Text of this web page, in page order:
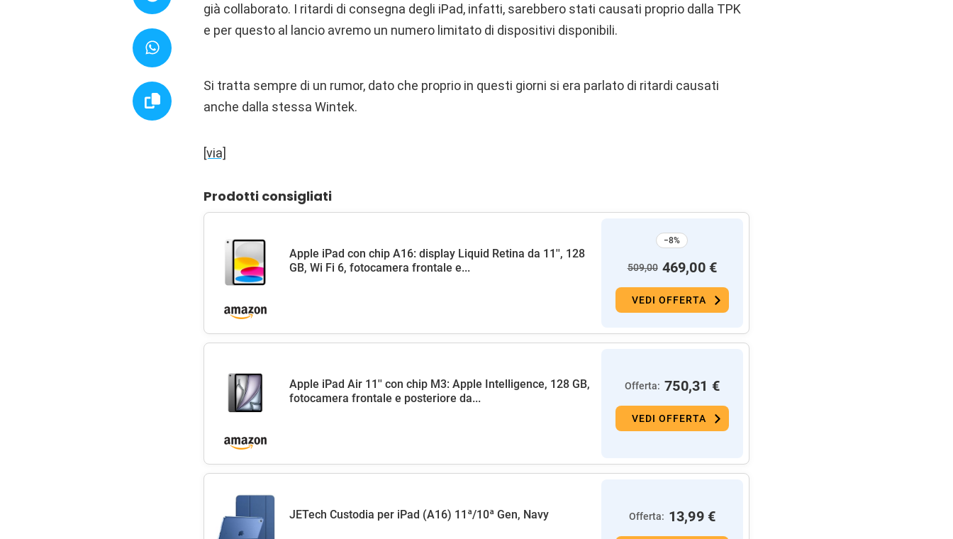
già collaborato. I ritardi di consegna degli iPad, infatti, sarebbero stati causati proprio dalla TPK
e per questo al lancio avremo un numero limitato di dispositivi disponibili.
Si tratta sempre di un rumor, dato che proprio in questi giorni si era parlato di ritardi causati
anche dalla stessa Wintek.
[via]
Prodotti consigliati
Apple iPad con chip A16: display Liquid Retina da 11'', 128
GB, Wi Fi 6, fotocamera frontale e...
−8%
509,00 469,00 €
VEDI OFFERTA
Apple iPad Air 11'' con chip M3: Apple Intelligence, 128 GB,
fotocamera frontale e posteriore da...
Offerta: 750,31 €
VEDI OFFERTA
JETech Custodia per iPad (A16) 11ª/10ª Gen, Navy Offerta: 13,99 €